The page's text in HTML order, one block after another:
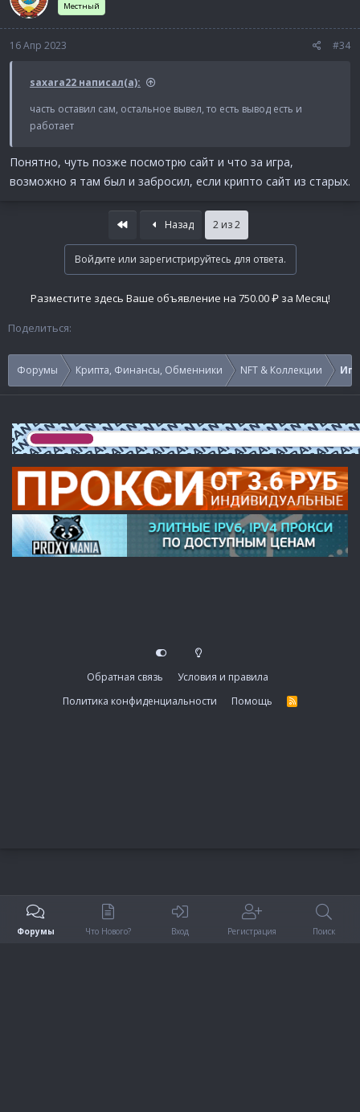
Местный
16 Апр 2023 #34
saxara22 написал(а):
часть оставил сам, остальное вывел, то есть вывод есть и
работает
Понятно, чуть позже посмотрю сайт и что за игра,
возможно я там был и забросил, если крипто сайт из старых.
Назад 2 из 2
Войдите или зарегистрируйтесь для ответа.
Разместите здесь Ваше объявление на 750.00 ₽ за Месяц!
Поделиться:
Форумы Крипта, Финансы, Обменники NFT & Коллекции
Обратная связь
Условия и правила
Политика конфиденциальности
Помощь
R
Форумы Что Нового? Вход Регистрация Поиск